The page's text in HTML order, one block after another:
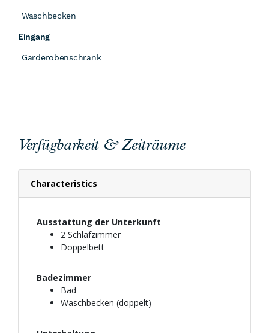
Waschbecken
Eingang
Garderobenschrank
Verfügbarkeit & Zeiträume